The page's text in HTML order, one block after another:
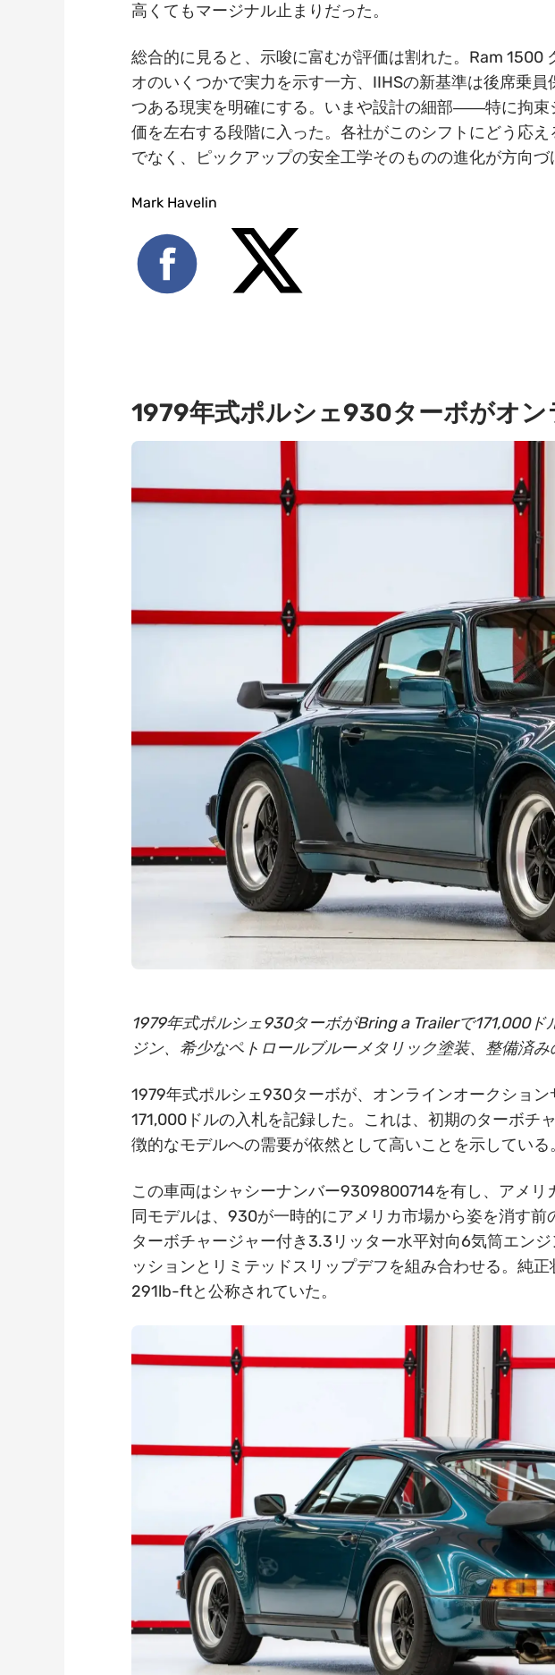
高くてもマージナル止まりだった。
総合的に見ると、示唆に富むが評価は割れた。Ram 1500
オのいくつかで実力を示す一方、IIHSの新基準は後席乗
つある現実を明確にする。いまや設計の細部――特に拘
価を左右する段階に入った。各社がこのシフトにどう応
でなく、ピックアップの安全工学そのものの進化が方向づ
Mark Havelin
1979年式ポルシェ930ターボがオ
1979年式ポルシェ930ターボがBring a Trailerで171,000
ジン、希少なペトロールブルーメタリック塗装、整備済み
1979年式ポルシェ930ターボが、オンラインオークショ
171,000ドルの入札を記録した。これは、初期のターボチ
徴的なモデルへの需要が依然として高いことを示している。
この車両はシャシーナンバー9309800714を有し、アメリ
同モデルは、930が一時的にアメリカ市場から姿を消す
ターボチャージャー付き3.3リッター水平対向6気筒エン
ッションとリミテッドスリップデフを組み合わせる。純
291lb-ftと公称されていた。